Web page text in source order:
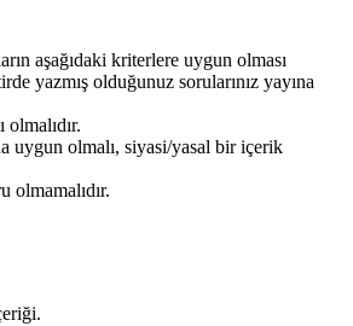
aşağıdaki kriterlere uygun olması
yazmış olduğunuz sorularınız yayına
uygun olmalı, siyasi/yasal bir içerik
olmamalıdır.